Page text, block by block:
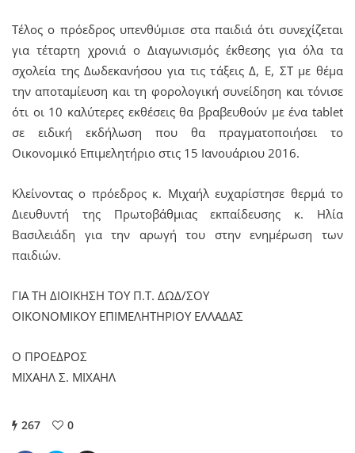
Τέλος ο πρόεδρος υπενθύμισε στα παιδιά ότι συνεχίζεται
για τέταρτη χρονιά ο Διαγωνισμός έκθεσης για όλα τα
σχολεία της Δωδεκανήσου για τις τάξεις Δ, Ε, ΣΤ με θέμα
την αποταμίευση και τη φορολογική συνείδηση και τόνισε
ότι οι 10 καλύτερες εκθέσεις θα βραβευθούν με ένα tablet
σε ειδική εκδήλωση που θα πραγματοποιήσει το
Οικονομικό Επιμελητήριο στις 15 Ιανουάριου 2016.
Κλείνοντας ο πρόεδρος κ. Μιχαήλ ευχαρίστησε θερμά το
Διευθυντή της Πρωτοβάθμιας εκπαίδευσης κ. Ηλία
Βασιλειάδη για την αρωγή του στην ενημέρωση των
παιδιών.
ΓΙΑ ΤΗ ΔΙΟΙΚΗΣΗ ΤΟΥ Π.Τ. ΔΩΔ/ΣΟΥ
ΟΙΚΟΝΟΜΙΚΟΥ ΕΠΙΜΕΛΗΤΗΡΙΟΥ ΕΛΛΑΔΑΣ
Ο ΠΡΟΕΔΡΟΣ
ΜΙΧΑΗΛ Σ. ΜΙΧΑΗΛ
267 0